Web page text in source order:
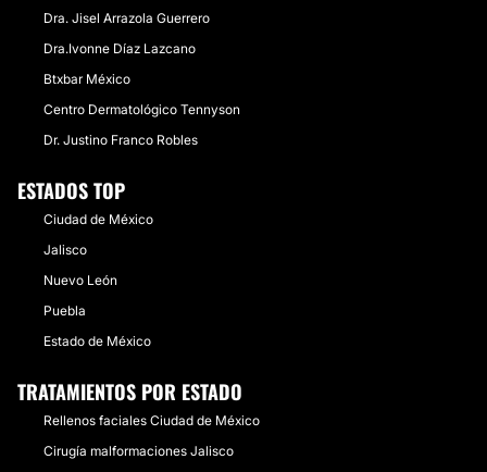
Dra. Jisel Arrazola Guerrero
Dra.Ivonne Díaz Lazcano
Btxbar México
Centro Dermatológico Tennyson
Dr. Justino Franco Robles
ESTADOS TOP
Ciudad de México
Jalisco
Nuevo León
Puebla
Estado de México
TRATAMIENTOS POR ESTADO
Rellenos faciales Ciudad de México
Cirugía malformaciones Jalisco